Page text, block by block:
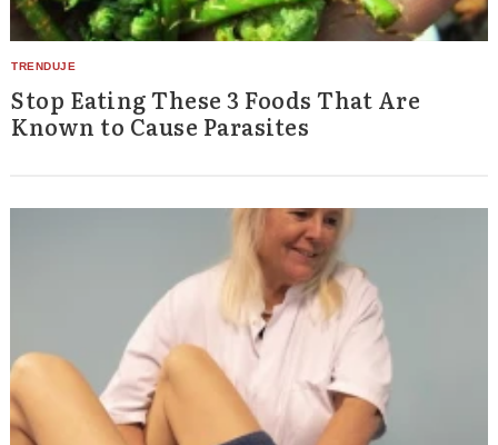
Stop Eating These 3 Foods That Are
Known to Cause Parasites